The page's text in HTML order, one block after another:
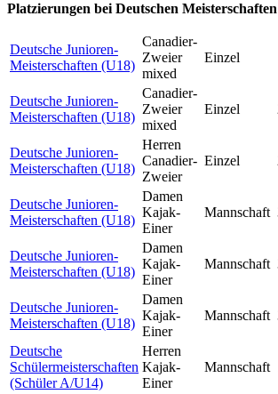
Platzierungen bei Deutschen Meisterschaften
Deutsche Junioren-
Meisterschaften (U18)
Canadier-
Zweier
mixed
Einzel
Deutsche Junioren-
Meisterschaften (U18)
Canadier-
Zweier
mixed
Einzel
Deutsche Junioren-
Meisterschaften (U18)
Herren
Canadier-
Zweier
Einzel
Deutsche Junioren-
Meisterschaften (U18)
Damen
Kajak-
Einer
Mannschaft
Deutsche Junioren-
Meisterschaften (U18)
Damen
Kajak-
Einer
Mannschaft
Deutsche Junioren-
Meisterschaften (U18)
Damen
Kajak-
Einer
Mannschaft
Deutsche
Schülermeisterschaften
(Schüler A/U14)
Herren
Kajak-
Einer
Mannschaft